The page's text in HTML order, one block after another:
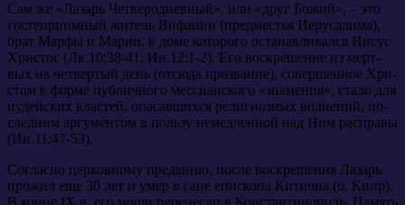
Сам же «Ла­зарь Чет­ве­ро­днев­ный», или «друг Бо­жий», – это
го­сте­при­им­ный жи­тель Вифа­нии (пред­ме­стья Иеру­са­ли­ма),
брат Мар­фы и Ма­рии, в до­ме ко­то­ро­го оста­нав­ли­вал­ся Иисус
Хри­стос (Лк.10:38-41; Ин.12:1-2). Его вос­кре­ше­ние из мерт­
вых на чет­вер­тый день (от­сю­да про­зва­ние), со­вер­шен­ное Хри­
стом в фор­ме пуб­лич­но­го мес­си­ан­ско­го «зна­ме­ния», ста­ло для
иудей­ских вла­стей, опа­сав­ших­ся ре­ли­ги­оз­ных вол­не­ний, по­
след­ним ар­гу­мен­том в поль­зу немед­лен­ной над Ним рас­пра­вы
(Ин.11:47-53).
Со­глас­но цер­ков­но­му пре­да­нию, по­сле вос­кре­ше­ния Ла­зарь
про­жил еще 30 лет и умер в сане епи­ско­па Ки­ти­о­на (о. Кипр).